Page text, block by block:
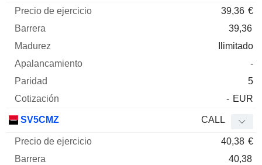
39,36 €
39,36
Ilimitado
-
5
- EUR
SV5CMZ CALL
40,38 €
40,38